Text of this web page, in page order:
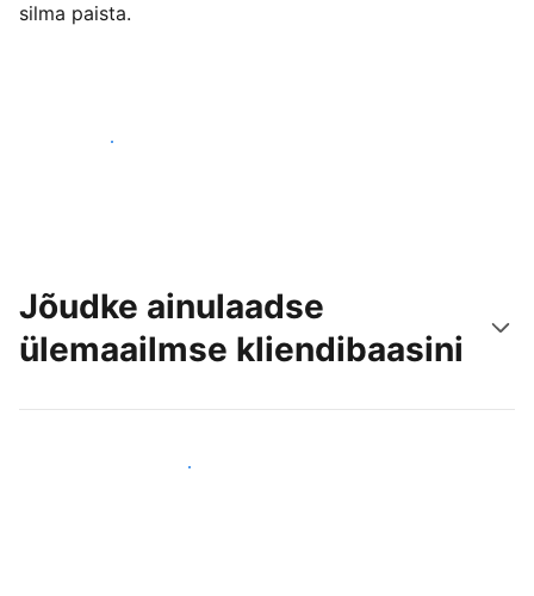
silma paista.
Alusta juba täna
Jõudke ainulaadse
ülemaailmse kliendibaasini
Jõua juba täna uute külastajateni